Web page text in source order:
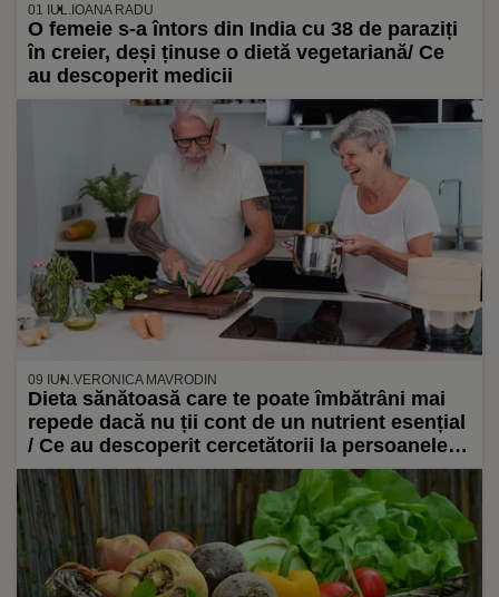
01 IUL. IOANA RADU
O femeie s-a întors din India cu 38 de paraziți
în creier, deși ținuse o dietă vegetariană/ Ce
au descoperit medicii
09 IUN.VERONICA MAVRODIN
Dieta sănătoasă care te poate îmbătrâni mai
repede dacă nu ții cont de un nutrient esențial
/ Ce au descoperit cercetătorii la persoanele
de peste 70 de ani